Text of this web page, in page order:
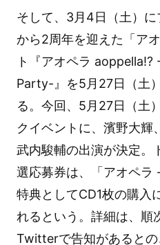
そして、3月4日（土）に
から2周年を迎えた「ア
ト『アオペラ
Party-』を5月27日（土
る。今回、5月27日（土
クイベントに、濱野大輝
武内駿輔の出演が決定。
選応募券は、「アオペラ
特典としてCD1枚の購入
れるという。詳細は、順
Twitterで告知があるとの